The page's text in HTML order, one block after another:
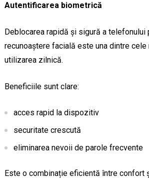
Autentificarea biometrică
Deblocarea rapidă și sigură a telefonului
recunoaștere facială este una dintre
utilizarea zilnică.
Beneficiile sunt clare:
acces rapid la dispozitiv
securitate crescută
eliminarea nevoii de parole frecvente
Este o combinație eficientă între confort